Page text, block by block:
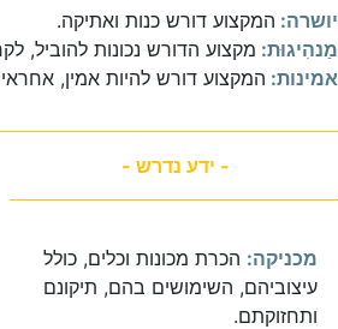
יושרה: המקצוע דורש כנות ואתיקה.
מַנהִיגוּת: מקצוע הדורש נכונות להוביל,
אמינות: המקצוע דורש להיות אמין,
- ידע נדרש -
מכניקה: הכרת מכונות וכלים, כולל
עיצוביהם, השימושים בהם, תיקונם
ותחזוקתם.